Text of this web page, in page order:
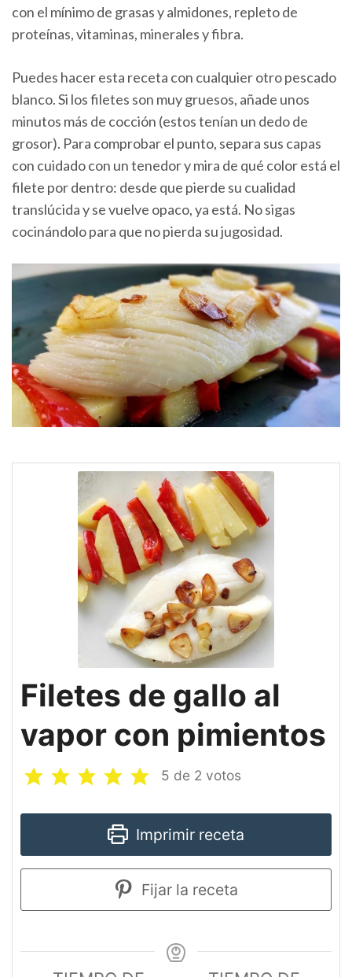
con el mínimo de grasas y almidones, repleto de
proteínas, vitaminas, minerales y fibra.
Puedes hacer esta receta con cualquier otro pescado
blanco. Si los filetes son muy gruesos, añade unos
minutos más de cocción (estos tenían un dedo de
grosor). Para comprobar el punto, separa sus capas
con cuidado con un tenedor y mira de qué color está el
filete por dentro: desde que pierde su cualidad
translúcida y se vuelve opaco, ya está. No sigas
cocinándolo para que no pierda su jugosidad.
Filetes de gallo al
vapor con pimientos
5 de 2 votos
Imprimir receta
Fijar la receta